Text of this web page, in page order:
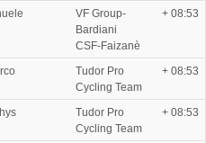
VF Group-
Bardiani
CSF-Faizanè
+ 08:53
Tudor Pro
Cycling Team
+ 08:53
Tudor Pro
Cycling Team
+ 08:53